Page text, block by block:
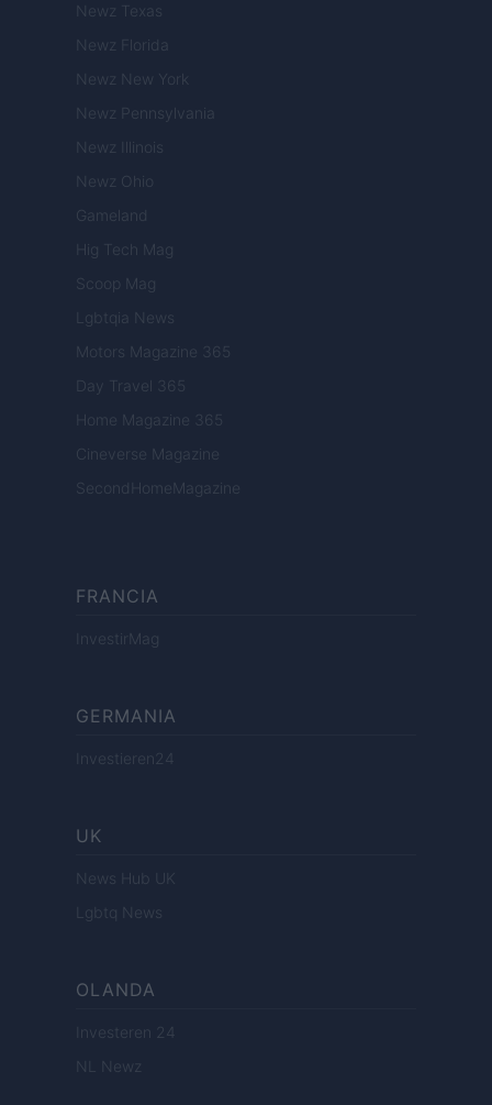
Newz Texas
Newz Florida
Newz New York
Newz Pennsylvania
Newz Illinois
Newz Ohio
Gameland
Hig Tech Mag
Scoop Mag
Lgbtqia News
Motors Magazine 365
Day Travel 365
Home Magazine 365
Cineverse Magazine
SecondHomeMagazine
FRANCIA
InvestirMag
GERMANIA
Investieren24
UK
News Hub UK
Lgbtq News
OLANDA
Investeren 24
NL Newz